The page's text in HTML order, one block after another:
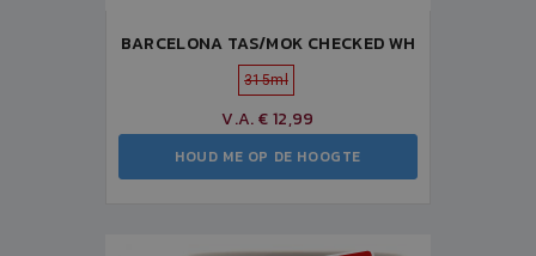
BARCELONA TAS/MOK CHECKED WH
315ml
V.A. € 12,99
HOUD ME OP DE HOOGTE